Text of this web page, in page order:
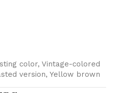
color, Vintage-colored
version, Yellow brown